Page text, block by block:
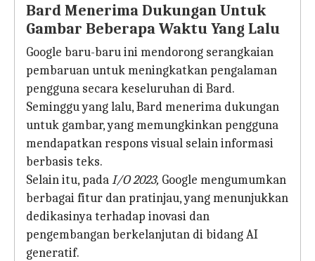
Bard Menerima Dukungan Untuk
Gambar Beberapa Waktu Yang Lalu
Google baru-baru ini mendorong serangkaian
pembaruan untuk meningkatkan pengalaman
pengguna secara keseluruhan di Bard.
Seminggu yang lalu, Bard menerima dukungan
untuk gambar, yang memungkinkan pengguna
mendapatkan respons visual selain informasi
berbasis teks.
Selain itu, padaI/O 2023, Google mengumumkan
berbagai fitur dan pratinjau, yang menunjukkan
dedikasinya terhadap inovasi dan
pengembangan berkelanjutan di bidang AI
generatif.